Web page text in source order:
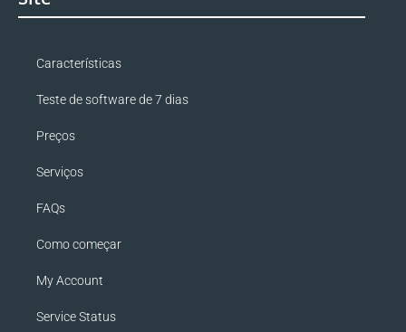
Características
Teste de software de 7 dias
Preços
Serviços
FAQs
Como começar
My Account
Service Status